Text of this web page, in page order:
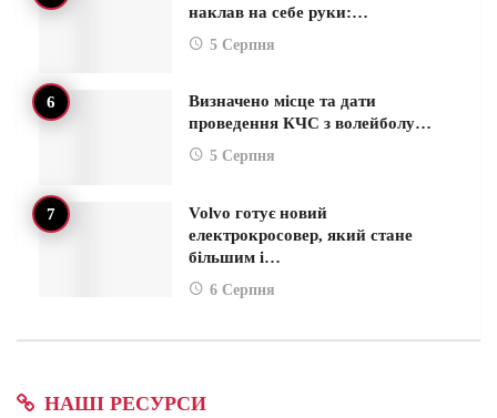
наклав на себе руки:…
5 Серпня
Визначено місце та дати
проведення КЧС з волейболу…
5 Серпня
Volvo готує новий
електрокросовер, який стане
більшим і…
6 Серпня
НАШІ РЕСУРСИ